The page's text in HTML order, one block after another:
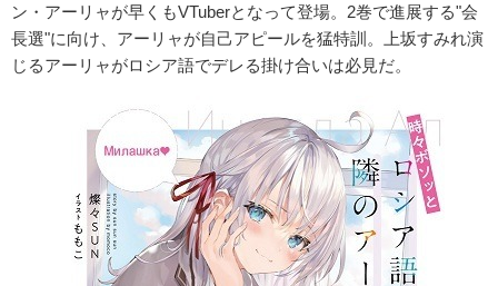
ン・アーリャが早くもVTuberとなって登場。2巻で進展する"会
長選"に向け、アーリャが自己アピールを猛特訓。上坂すみれ演
じるアーリャがロシア語でデレる掛け合いは必見だ。